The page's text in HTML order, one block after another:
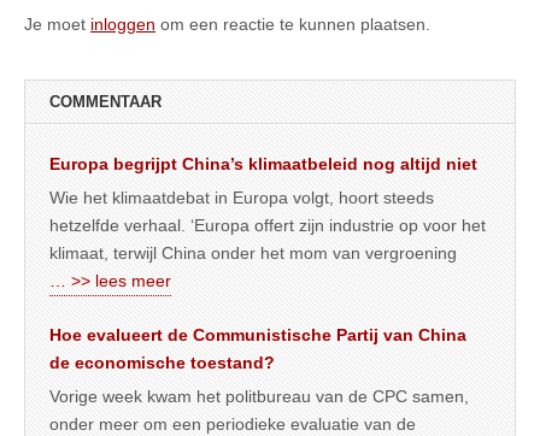
Je moet inloggen om een reactie te kunnen plaatsen.
COMMENTAAR
Europa begrijpt China’s klimaatbeleid nog altijd niet
Wie het klimaatdebat in Europa volgt, hoort steeds
hetzelfde verhaal. ‘Europa offert zijn industrie op voor het
klimaat, terwijl China onder het mom van vergroening
… >> lees meer
Hoe evalueert de Communistische Partij van China
de economische toestand?
Vorige week kwam het politbureau van de CPC samen,
onder meer om een periodieke evaluatie van de